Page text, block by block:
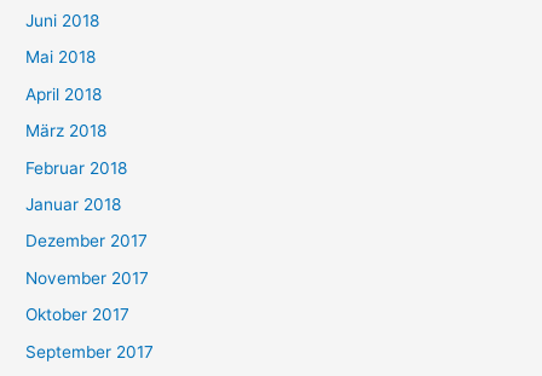
Juni 2018
Mai 2018
April 2018
März 2018
Februar 2018
Januar 2018
Dezember 2017
November 2017
Oktober 2017
September 2017